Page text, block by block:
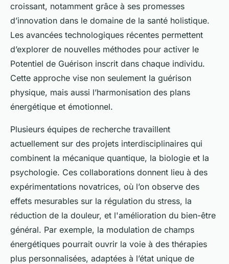
croissant, notamment grâce à ses promesses
d’innovation dans le domaine de la santé holistique.
Les avancées technologiques récentes permettent
d’explorer de nouvelles méthodes pour activer le
Potentiel de Guérison inscrit dans chaque individu.
Cette approche vise non seulement la guérison
physique, mais aussi l’harmonisation des plans
énergétique et émotionnel.
Plusieurs équipes de recherche travaillent
actuellement sur des projets interdisciplinaires qui
combinent la mécanique quantique, la biologie et la
psychologie. Ces collaborations donnent lieu à des
expérimentations novatrices, où l’on observe des
effets mesurables sur la régulation du stress, la
réduction de la douleur, et l'amélioration du bien-être
général. Par exemple, la modulation de champs
énergétiques pourrait ouvrir la voie à des thérapies
plus personnalisées, adaptées à l’état unique de